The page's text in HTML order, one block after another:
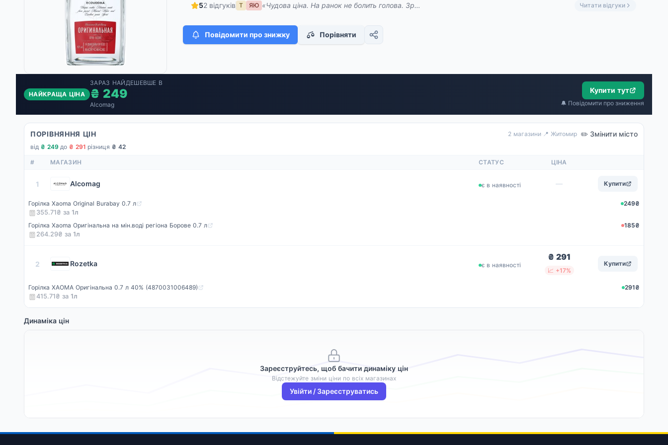
52 відгуків Т ЯЮ «Чудова ціна. На ранок не болить голова. Зручний об'єм. Дуже задоволені.» Читати відгуки
Повідомити про знижку Порівняти
НАЙКРАЩА ЦІНА
ЗАРАЗ НАЙДЕШЕВШЕ В
₴ 249
Alcomag
Купити тут
🔔 Повідомити про зниження
ПОРІВНЯННЯ ЦІН 2 магазини· 📍 Житомир ✏️ Змінити місто
від ₴ 249·до ₴ 291·різниця ₴ 42
# МАГАЗИН СТАТУС ЦІНА
1 Alcomag є в наявності — Купити
Горілка Xaoma Original Burabay 0.7 л
249₴
355.71₴ за 1л
Горілка Xaoma Оригінальна на мін.воді регіона Борове 0.7 л
185₴
264.29₴ за 1л
2 Rozetka є в наявності
₴ 291
📈 +17%
Купити
Горілка XAOMA Оригінальна 0.7 л 40% (4870031006489)
291₴
415.71₴ за 1л
Динаміка цін
Зареєструйтесь, щоб бачити динаміку цін
Відстежуйте зміни ціни по всіх магазинах
Увійти / Зареєструватись